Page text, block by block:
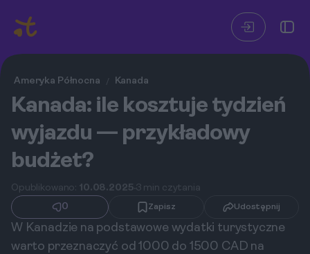
Ameryka Północna / Kanada
Kanada: ile kosztuje tydzień
wyjazdu — przykładowy
budżet?
Opublikowano: 10.08.2025 3 min czytania
0
Zapisz Udostępnij
W Kanadzie na podstawowe wydatki turystyczne
warto przeznaczyć od 1000 do 1500 CAD na